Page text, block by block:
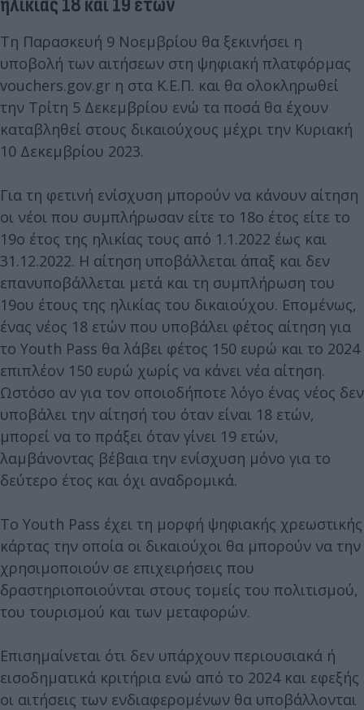
Τη Παρασκευή 9 Νοεμβρίου θα ξεκινήσει η
υποβολή των αιτήσεων στη ψηφιακή πλατφόρμας
vouchers.gov.gr η στα Κ.Ε.Π. και θα ολοκληρωθεί
την Τρίτη 5 Δεκεμβρίου ενώ τα ποσά θα έχουν
καταβληθεί στους δικαιούχους μέχρι την Κυριακή
10 Δεκεμβρίου 2023.
Για τη φετινή ενίσχυση μπορούν να κάνουν αίτηση
οι νέοι που συμπλήρωσαν είτε το 18ο έτος είτε το
19ο έτος της ηλικίας τους από 1.1.2022 έως και
31.12.2022. Η αίτηση υποβάλλεται άπαξ και δεν
επανυποβάλλεται μετά και τη συμπλήρωση του
19ου έτους της ηλικίας του δικαιούχου. Επομένως,
ένας νέος 18 ετών που υποβάλει φέτος αίτηση για
το Youth Pass θα λάβει φέτος 150 ευρώ και το 2024
επιπλέον 150 ευρώ χωρίς να κάνει νέα αίτηση.
Ωστόσο αν για τον οποιοδήποτε λόγο ένας νέος δεν
υποβάλει την αίτησή του όταν είναι 18 ετών,
μπορεί να το πράξει όταν γίνει 19 ετών,
λαμβάνοντας βέβαια την ενίσχυση μόνο για το
δεύτερο έτος και όχι αναδρομικά.
Το Youth Pass έχει τη μορφή ψηφιακής χρεωστικής
κάρτας την οποία οι δικαιούχοι θα μπορούν να την
χρησιμοποιούν σε επιχειρήσεις που
δραστηριοποιούνται στους τομείς του πολιτισμού,
του τουρισμού και των μεταφορών.
Επισημαίνεται ότι δεν υπάρχουν περιουσιακά ή
εισοδηματικά κριτήρια ενώ από το 2024 και εφεξής
οι αιτήσεις των ενδιαφερομένων θα υποβάλλονται